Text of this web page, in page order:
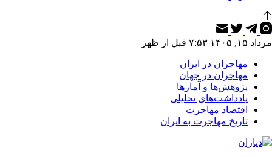
مرداد ۱۵, ۱۴۰۵ ۷:۵۳ قبل از ظهر
مهاجران در ایران
مهاجران در جهان
پژوهش‌ها و آمارها
یادداشت‌های تحلیلی
اقتصاد مهاجرت
تاریخ مهاجرت به ایران